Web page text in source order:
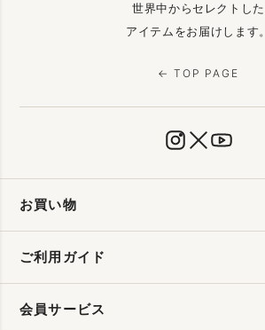
世界中からセレクトした
アイテムをお届けします。
← TOP PAGE
お買い物
ご利用ガイド
会員サービス